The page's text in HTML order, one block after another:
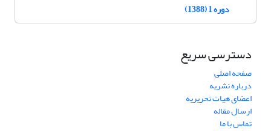
دوره 1 (1388)
دسترسی سریع
صفحه اصلی
درباره نشریه
اعضای هیات تحریریه
ارسال مقاله
تماس با ما